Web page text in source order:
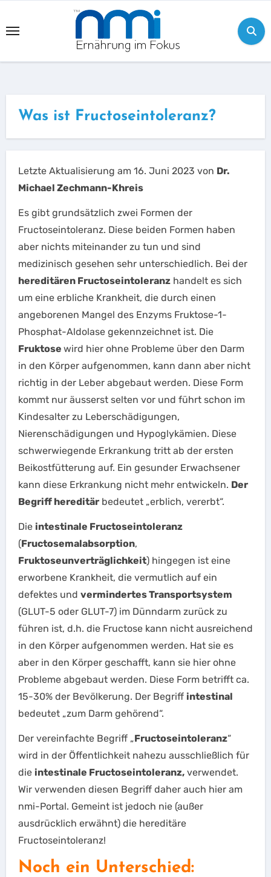
to
Was ist Fructoseintoleranz?
Letzte Aktualisierung am 16. Juni 2023 von Dr.
Michael Zechmann-Khreis
Es gibt grundsätzlich zwei Formen der
Fructoseintoleranz. Diese beiden Formen haben
aber nichts miteinander zu tun und sind
medizinisch gesehen sehr unterschiedlich. Bei der
hereditären Fructoseintoleranzhandelt es sich
um eine erbliche Krankheit, die durch einen
angeborenen Mangel des Enzyms Fruktose-1-
Phosphat-Aldolase gekennzeichnet ist. Die
Fruktose wird hier ohne Probleme über den Darm
in den Körper aufgenommen, kann dann aber nicht
richtig in der Leber abgebaut werden. Diese Form
kommt nur äusserst selten vor und führt schon im
Kindesalter zu Leberschädigungen,
Nierenschädigungen und Hypoglykämien. Diese
schwerwiegende Erkrankung tritt ab der ersten
Beikostfütterung auf. Ein gesunder Erwachsener
kann diese Erkrankung nicht mehr entwickeln. Der
Begriff hereditärbedeutet „erblich, vererbt“.
Die intestinale Fructoseintoleranz
(Fructosemalabsorption,
Fruktoseunverträglichkeit) hingegen ist eine
erworbene Krankheit, die vermutlich auf ein
defektes und vermindertes Transportsystem
(GLUT-5 oder GLUT-7) im Dünndarm zurück zu
führen ist, d.h. die Fructose kann nicht ausreichend
in den Körper aufgenommen werden. Hat sie es
aber in den Körper geschafft, kann sie hier ohne
Probleme abgebaut werden. Diese Form betrifft ca.
15-30% der Bevölkerung. Der Begriff intestinal
bedeutet „zum Darm gehörend“.
Der vereinfachte Begriff „Fructoseintoleranz“
wird in der Öffentlichkeit nahezu ausschließlich für
die intestinale Fructoseintoleranz,verwendet.
Wir verwenden diesen Begriff daher auch hier am
nmi-Portal. Gemeint ist jedoch nie (außer
ausdrücklich erwähnt) die hereditäre
Fructoseintoleranz!
Noch ein Unterschied: